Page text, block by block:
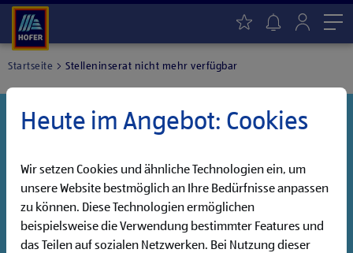
Startseite Stelleninserat nicht mehr verfügbar
haben noch weitere Jobs, die auf dich warten!
Danke für dein Interesse!
Entdecke unsere offenen Jobs oder abonniere deinen
persönlichen Jobalarm:
Heute im Angebot: Cookies
Wir setzen Cookies und ähnliche Technologien ein, um
unsere Website bestmöglich an Ihre Bedürfnisse anpassen
zu können. Diese Technologien ermöglichen
beispielsweise die Verwendung bestimmter Features und
das Teilen auf sozialen Netzwerken. Bei Nutzung dieser